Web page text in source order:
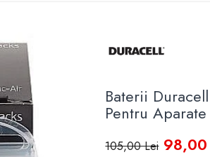
Baterii
Pentru
105,00 Lei